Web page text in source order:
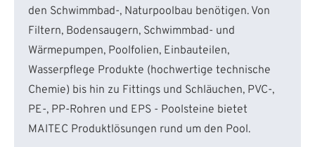
den Schwimmbad-, Naturpoolbau benötigen. Von
Filtern, Bodensaugern, Schwimmbad- und
Wärmepumpen, Poolfolien, Einbauteilen,
Wasserpflege Produkte (hochwertige technische
Chemie) bis hin zu Fittings und Schläuchen, PVC-,
PE-, PP-Rohren und EPS - Poolsteine bietet
MAITEC Produktlösungen rund um den Pool.